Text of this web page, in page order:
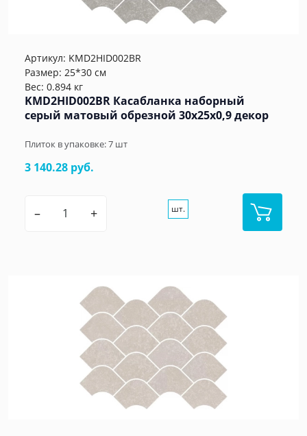
Артикул: KMD2HID002BR
Размер: 25*30 см
Вес: 0.894 кг
KMD2HID002BR Касабланка наборный
серый матовый обрезной 30x25x0,9 декор
Плиток в упаковке:7 шт
3 140.28 руб.
– + шт.